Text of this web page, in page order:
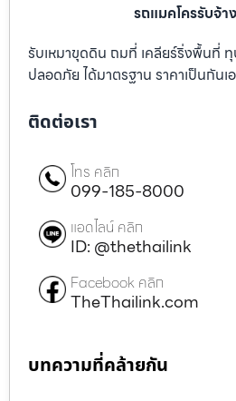
รถแมคโครรับจ้า
รับเหมาขุดดิน ถมที่ เคลียร์ริ่งพื้นที่
ปลอดภัย ได้มาตรฐาน ราคาเป็นกันเ
ติดต่อเรา
โทร คลิก
099-185-8000
แอดไลน์ คลิก
ID: @thethailink
Facebook คลิก
TheThailink.com
บทความที่คล้ายกัน